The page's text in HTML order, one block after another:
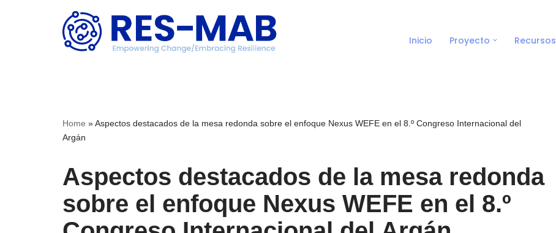
Inicio Proyecto Recursos
Home »Aspectos destacados de la mesa redonda sobre el enfoque Nexus WEFE en el 8.º Congreso Internacional del
Argán
Aspectos destacados de la mesa redonda
sobre el enfoque Nexus WEFE en el 8.º